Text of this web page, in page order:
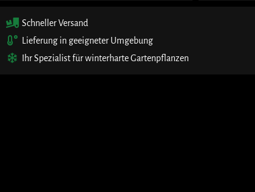
Schneller Versand
Lieferung in geeigneter Umgebung
Ihr Spezialist für winterharte Gartenpflanzen